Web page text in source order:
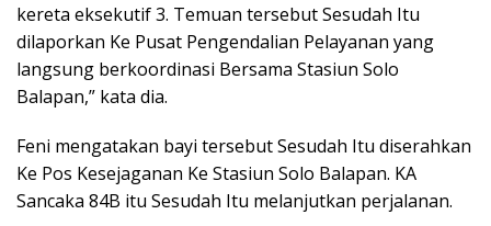
kereta eksekutif 3. Temuan tersebut Sesudah Itu
dilaporkan Ke Pusat Pengendalian Pelayanan yang
langsung berkoordinasi Bersama Stasiun Solo
Balapan,” kata dia.
Feni mengatakan bayi tersebut Sesudah Itu diserahkan
Ke Pos Kesejaganan Ke Stasiun Solo Balapan. KA
Sancaka 84B itu Sesudah Itu melanjutkan perjalanan.